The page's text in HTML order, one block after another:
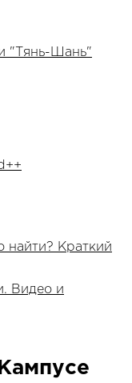
"Тянь-Шань"
Краткий
Видео и